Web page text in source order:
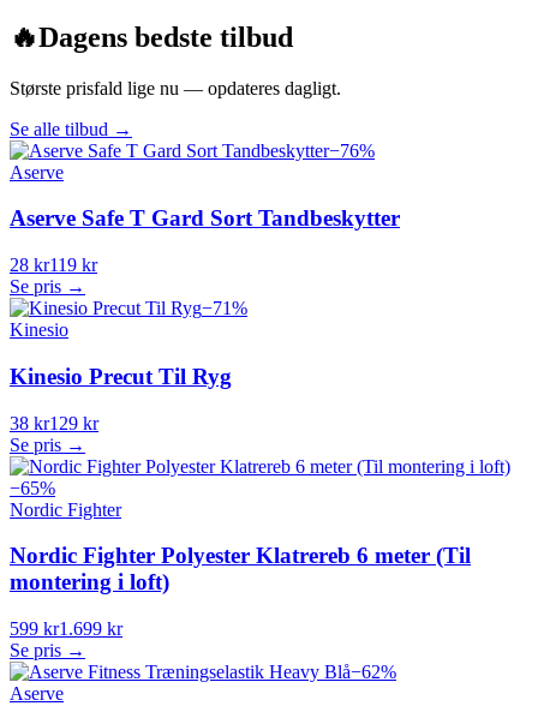
🔥Dagens bedste tilbud
Største prisfald lige nu — opdateres dagligt.
Se alle tilbud →
−76%
Aserve
Aserve Safe T Gard Sort Tandbeskytter
28 kr119 kr
Se pris →
−71%
Kinesio
Kinesio Precut Til Ryg
38 kr129 kr
Se pris →
−65%
Nordic Fighter
Nordic Fighter Polyester Klatrereb 6 meter (Til
montering i loft)
599 kr1.699 kr
Se pris →
−62%
Aserve